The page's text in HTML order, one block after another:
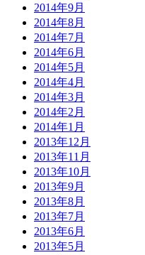
2014年9月
2014年8月
2014年7月
2014年6月
2014年5月
2014年4月
2014年3月
2014年2月
2014年1月
2013年12月
2013年11月
2013年10月
2013年9月
2013年8月
2013年7月
2013年6月
2013年5月